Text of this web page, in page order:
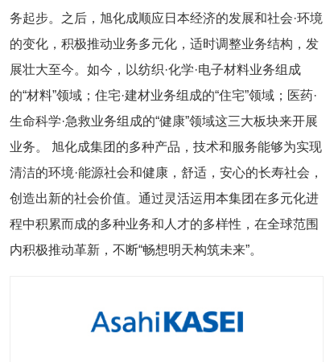
务起步。之后，旭化成顺应日本经济的发展和社会·环境
的变化，积极推动业务多元化，适时调整业务结构，发
展壮大至今。如今，以纺织·化学·电子材料业务组成
的“材料”领域；住宅·建材业务组成的“住宅”领域；医药·
生命科学·急救业务组成的“健康”领域这三大板块来开展
业务。 旭化成集团的多种产品，技术和服务能够为实现
清洁的环境·能源社会和健康，舒适，安心的长寿社会，
创造出新的社会价值。通过灵活运用本集团在多元化进
程中积累而成的多种业务和人才的多样性，在全球范围
内积极推动革新，不断“畅想明天构筑未来”。